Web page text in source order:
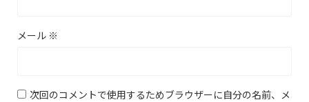
メール ※
次回のコメントで使用するためブラウザーに自分の名前、メ